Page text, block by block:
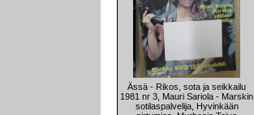
Ässä - Rikos, sota ja seikkailu
1981 nr 3, Mauri Sariola - Marskin
sotilaspalvelija, Hyvinkään